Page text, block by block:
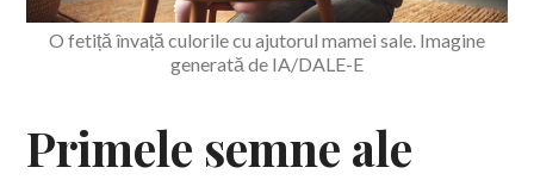
O fetiță învață culorile cu ajutorul mamei sale. Imagine
generată de IA/DALE-E
Primele semne ale